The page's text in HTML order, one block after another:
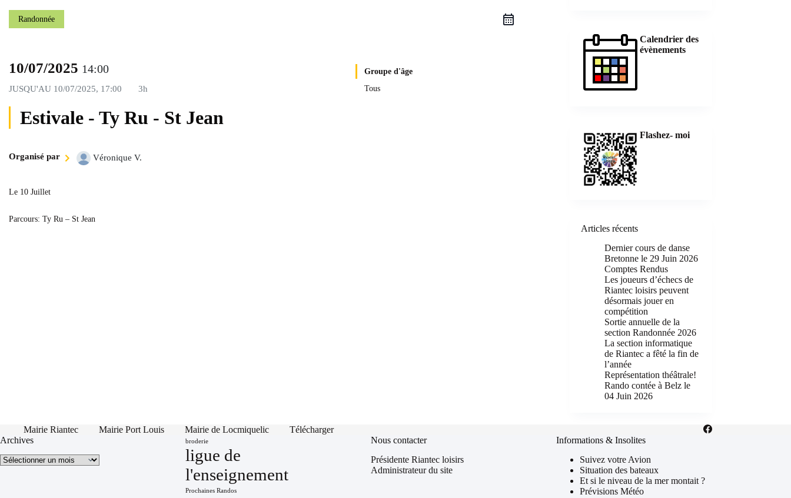
Randonnée
10/07/2025 14:00
JUSQU'AU 10/07/2025, 17:00 3h
Estivale - Ty Ru - St Jean
Organisé par Véronique V.
Le 10 Juillet
Parcours: Ty Ru – St Jean
Groupe d'âge
Tous
Calendrier des
évènements
Flashez- moi
Articles récents
Dernier cours de danse
Bretonne le 29 Juin 2026
Comptes Rendus
Les joueurs d’échecs de
Riantec loisirs peuvent
désormais jouer en
compétition
Sortie annuelle de la
section Randonnée 2026
La section informatique
de Riantec a fêté la fin de
l’année
Représentation théâtrale!
Rando contée à Belz le
04 Juin 2026
Mairie Riantec Mairie Port Louis Mairie de Locmiquelic
Télécharger
Archives
Archives
broderie
ligue de
l'enseignement
Prochaines Randos
Nous contacter
Présidente Riantec loisirs
Administrateur du site
Informations & Insolites
Suivez votre Avion
Situation des bateaux
Et si le niveau de la mer montait ?
Prévisions Météo